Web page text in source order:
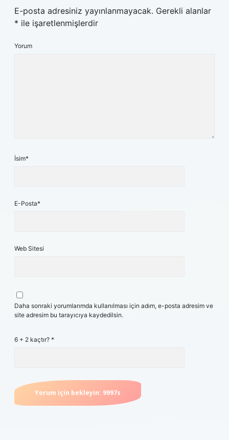
E-posta adresiniz yayınlanmayacak. Gerekli alanlar
* ile işaretlenmişlerdir
Yorum
İsim*
E-Posta*
Web Sitesi
Daha sonraki yorumlarımda kullanılması için adım, e-posta adresim ve
site adresim bu tarayıcıya kaydedilsin.
6 + 2 kaçtır? *